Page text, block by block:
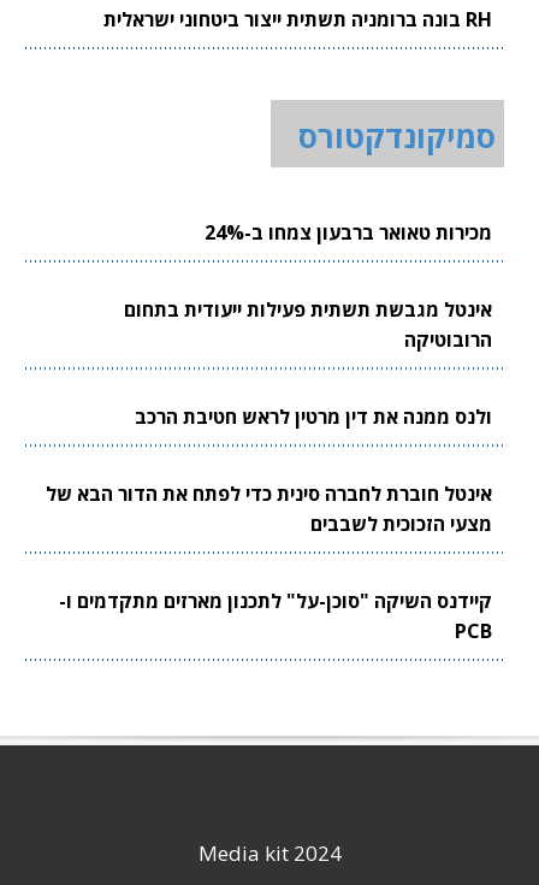
RH בונה ברומניה תשתית ייצור ביטחוני ישראלית
סמיקונדקטורס
מכירות טאואר ברבעון צמחו ב-24%
אינטל מגבשת תשתית פעילות ייעודית בתחום
הרובוטיקה
ולנס ממנה את דין מרטין לראש חטיבת הרכב
אינטל חוברת לחברה סינית כדי לפתח את הדור הבא של
מצעי הזכוכית לשבבים
קיידנס השיקה "סוכן-על" לתכנון מארזים מתקדמים ו-
PCB
Media kit 2024